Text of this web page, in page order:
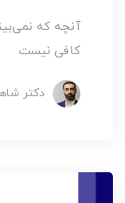
آنچه که
کافی نیست
دکتر